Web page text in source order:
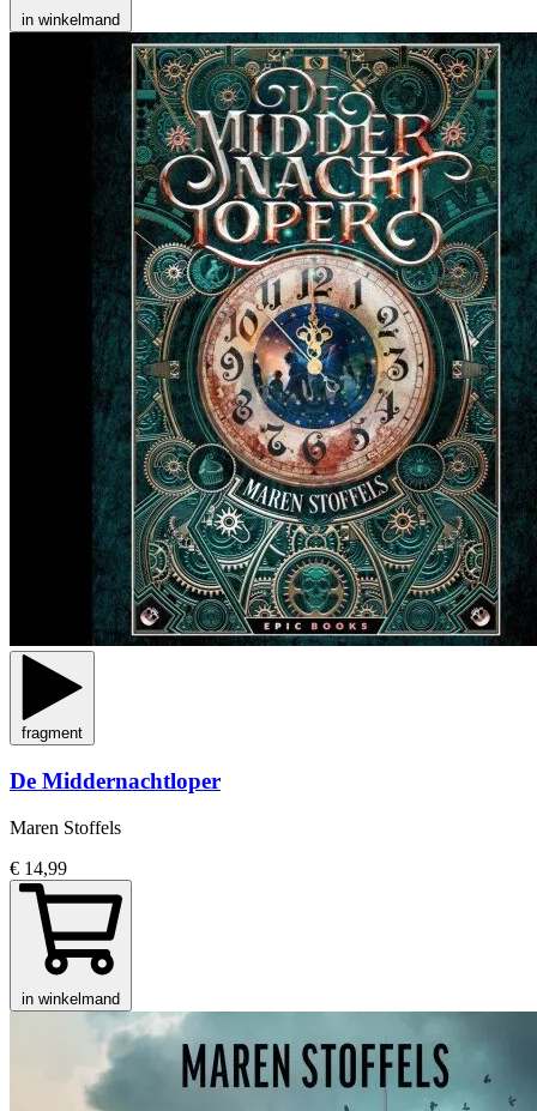
in winkelmand
fragment
De Middernachtloper
Maren Stoffels
€ 14,99
in winkelmand